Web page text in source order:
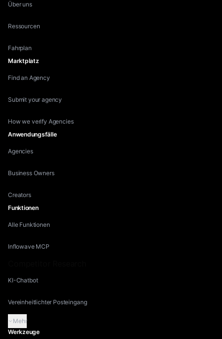
Über uns
Ressourcen
Fahrplan
Marktplatz
Find an Agency
Submit your agency
How we verify Agencies
Anwendungsfälle
Agencies
Business Owners
Creators
Funktionen
Alle Funktionen
Inflowave MCP
KI-Chatbot
Vereinheitlichter Posteingang
Mehr
Werkzeuge